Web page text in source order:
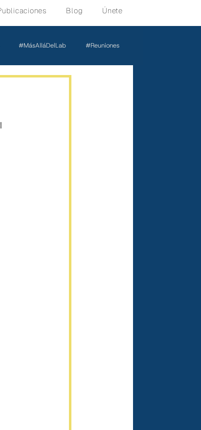
Blog Únete
#MásAlláDelLab #Reuniones